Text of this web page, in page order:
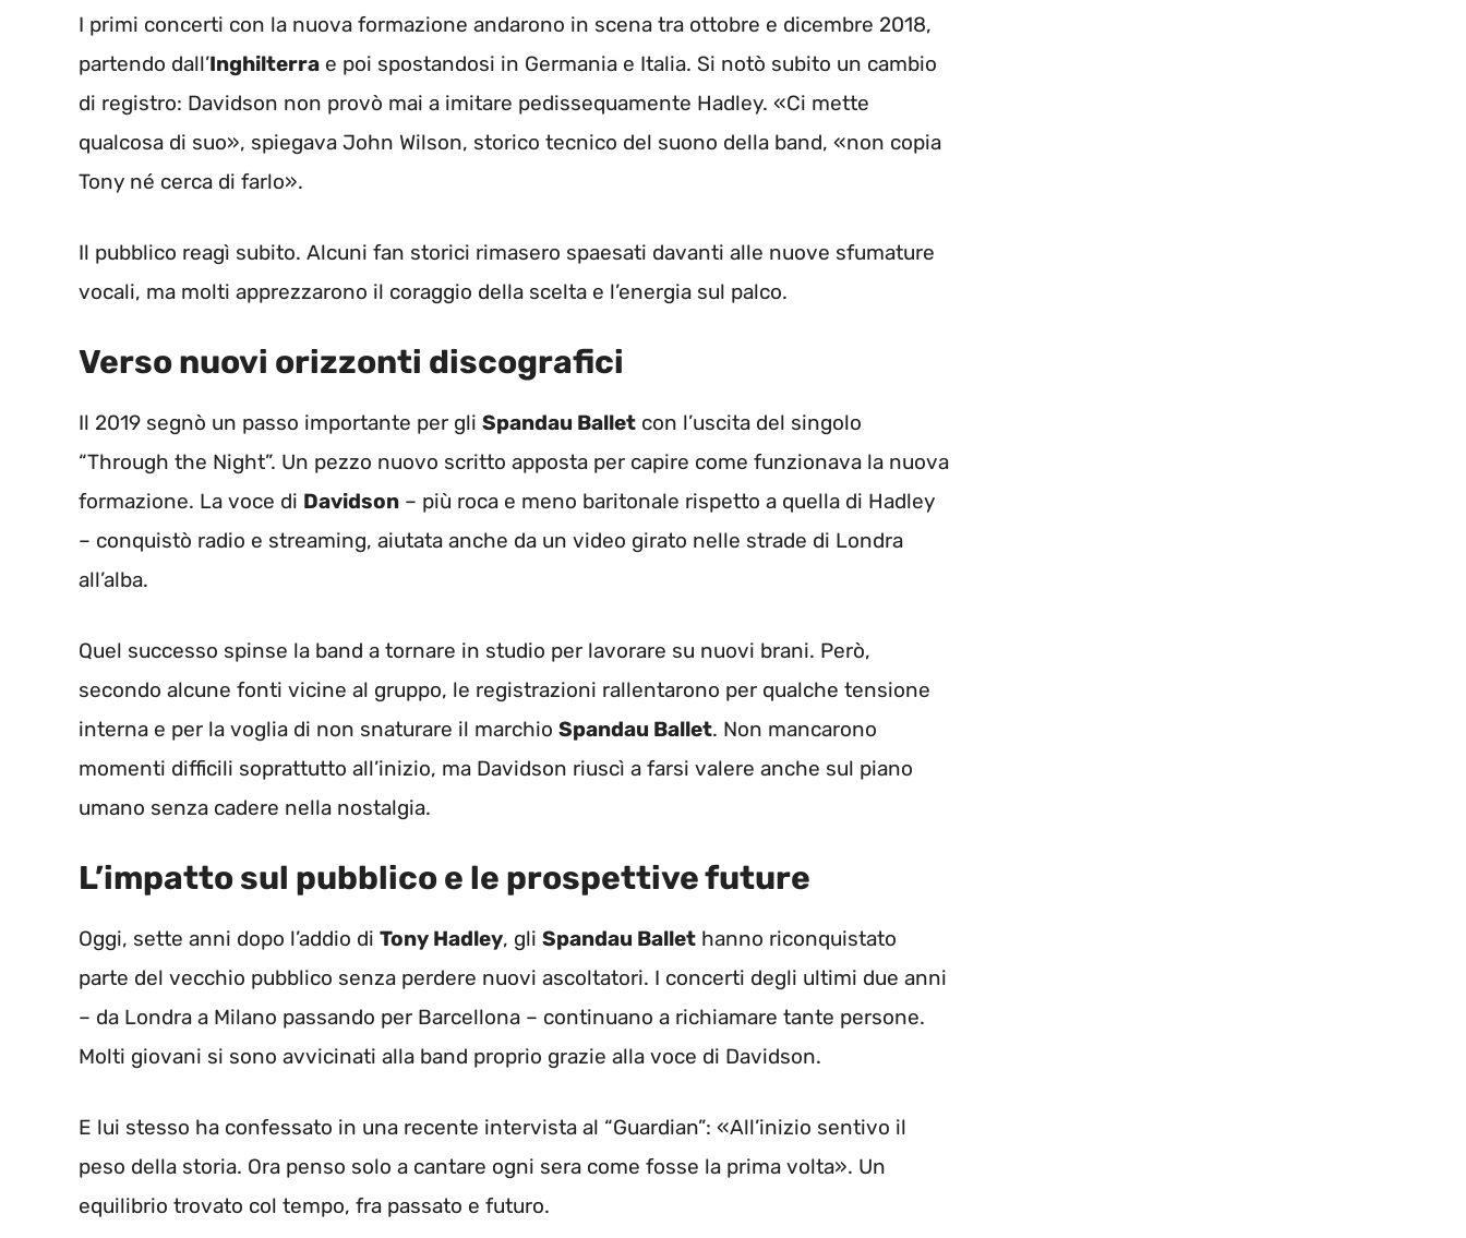
I primi concerti con la nuova formazione andarono in scena tra ottobre e dicembre 2018,
partendo dall’Inghilterra e poi spostandosi in Germania e Italia. Si notò subito un cambio
di registro: Davidson non provò mai a imitare pedissequamente Hadley. «Ci mette
qualcosa di suo», spiegava John Wilson, storico tecnico del suono della band, «non copia
Tony né cerca di farlo».
Il pubblico reagì subito. Alcuni fan storici rimasero spaesati davanti alle nuove sfumature
vocali, ma molti apprezzarono il coraggio della scelta e l’energia sul palco.
Verso nuovi orizzonti discografici
Il 2019 segnò un passo importante per gli Spandau Ballet con l’uscita del singolo
“Through the Night”. Un pezzo nuovo scritto apposta per capire come funzionava la nuova
formazione. La voce di Davidson – più roca e meno baritonale rispetto a quella di Hadley
– conquistò radio e streaming, aiutata anche da un video girato nelle strade di Londra
all’alba.
Quel successo spinse la band a tornare in studio per lavorare su nuovi brani. Però,
secondo alcune fonti vicine al gruppo, le registrazioni rallentarono per qualche tensione
interna e per la voglia di non snaturare il marchio Spandau Ballet. Non mancarono
momenti difficili soprattutto all’inizio, ma Davidson riuscì a farsi valere anche sul piano
umano senza cadere nella nostalgia.
L’impatto sul pubblico e le prospettive future
Oggi, sette anni dopo l’addio di Tony Hadley, gli Spandau Ballet hanno riconquistato
parte del vecchio pubblico senza perdere nuovi ascoltatori. I concerti degli ultimi due anni
– da Londra a Milano passando per Barcellona – continuano a richiamare tante persone.
Molti giovani si sono avvicinati alla band proprio grazie alla voce di Davidson.
E lui stesso ha confessato in una recente intervista al “Guardian”: «All’inizio sentivo il
peso della storia. Ora penso solo a cantare ogni sera come fosse la prima volta». Un
equilibrio trovato col tempo, fra passato e futuro.